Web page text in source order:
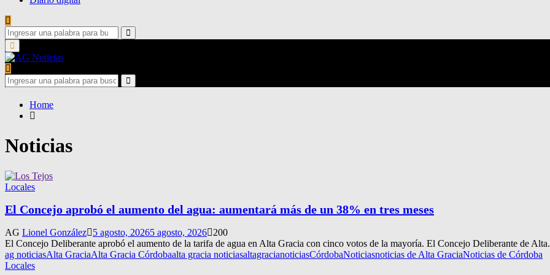
Search
for:
Search
Primary
Menu
Search
for:
Search
Home
Noticias
Locales
El Concejo aprobó el aumento del agua: aumentará más de un 38% en tres meses
AG Lionel González 5 agosto, 20265 agosto, 2026
200
El Concejo Deliberante aprobó el aumento de la tarifa de agua en Alta Gracia con cinco votos de la mayoría. El Concejo Deliberante de
ag noticiasAlta GraciaAlta Gracia Córdobaalta gracia noticiasaltagracianoticiasCórdobaNoticiasnoticias de Alta GraciaNoticias de Córdoba
Locales